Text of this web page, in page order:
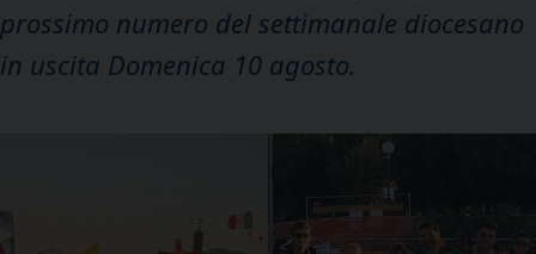
prossimo numero del settimanale diocesano
in uscita Domenica 10 agosto.